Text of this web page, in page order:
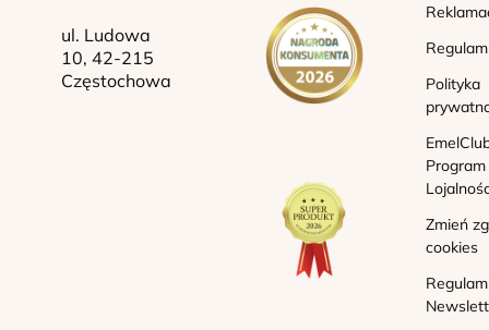
ul. Ludowa
10, 42-215
Częstochowa
Polityka
Program
Zmień
cookies